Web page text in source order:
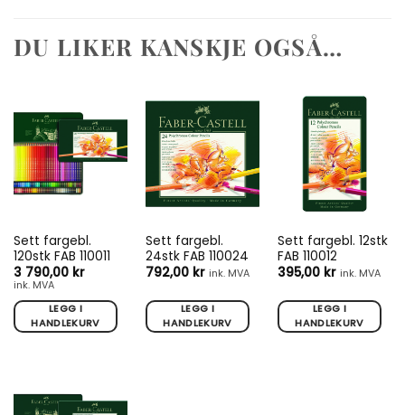
DU LIKER KANSKJE OGSÅ…
Sett fargebl.
120stk FAB 110011
3 790,00 kr
ink. MVA
LEGG I
HANDLEKURV
Sett fargebl.
24stk FAB 110024
792,00 kr ink. MVA
LEGG I
HANDLEKURV
Sett fargebl. 12stk
FAB 110012
395,00 kr ink. MVA
LEGG I
HANDLEKURV